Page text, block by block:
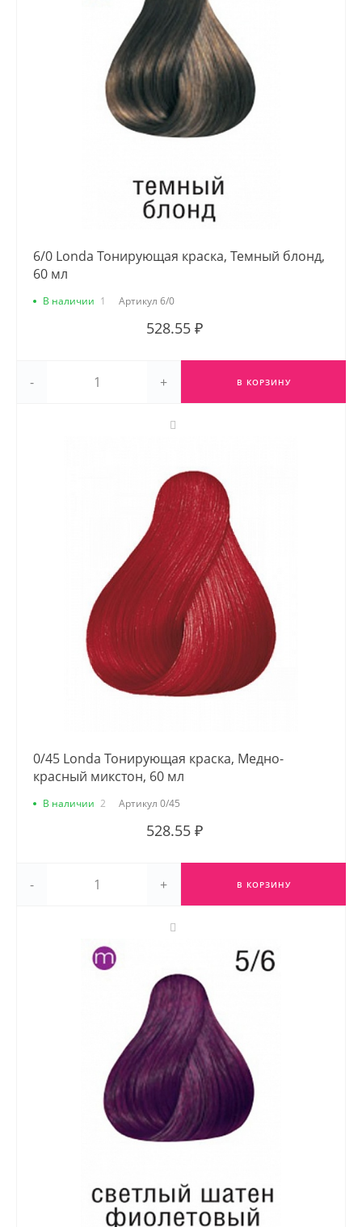
6/0 Londa Тонирующая краска, Темный блонд,
60 мл
В наличии 1 Артикул 6/0
528.55 ₽
- + В КОРЗИНУ
0/45 Londa Тонирующая краска, Медно-
красный микстон, 60 мл
В наличии 2 Артикул 0/45
528.55 ₽
- + В КОРЗИНУ